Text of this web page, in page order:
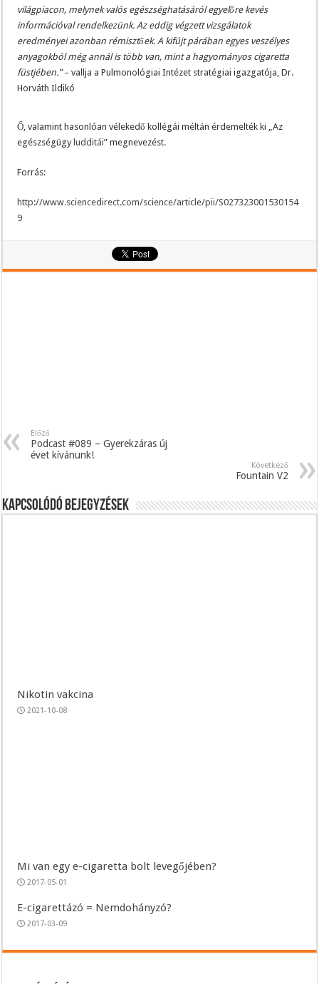
világpiacon, melynek valós egészséghatásáról egyelőre kevés
információval rendelkezünk. Az eddig végzett vizsgálatok
eredményei azonban rémisztőek. A kifújt párában egyes veszélyes
anyagokból még annál is több van, mint a hagyományos cigaretta
füstjében.”– vallja a Pulmonológiai Intézet stratégiai igazgatója, Dr.
Horváth Ildikó
Ő, valamint hasonlóan vélekedő kollégái méltán érdemelték ki „Az
egészségügy ludditái” megnevezést.
Forrás:
http://www.sciencedirect.com/science/article/pii/S027323001530154
9
Előző
Podcast #089 – Gyerekzáras új
évet kívánunk!
Következő
Fountain V2
Kapcsolódó bejegyzések
Nikotin vakcina
2021-10-08
Mi van egy e-cigaretta bolt levegőjében?
2017-05-01
E-cigarettázó = Nemdohányzó?
2017-03-09